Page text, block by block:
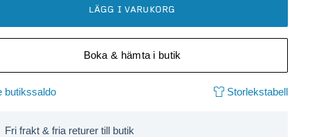
LÄGG I VARUKORG
Boka & hämta i butik
butikssaldo Storlekstabell
Fri frakt & fria returer till butik